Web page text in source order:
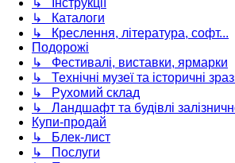
↳ Інструкції
↳ Каталоги
↳ Креслення, література, софт...
Подорожі
↳ Фестивалі, виставки, ярмарки
↳ Технічні музеї та історичні
↳ Рухомий склад
↳ Ландшафт та будівлі
Купи-продай
↳ Блек-лист
↳ Послуги